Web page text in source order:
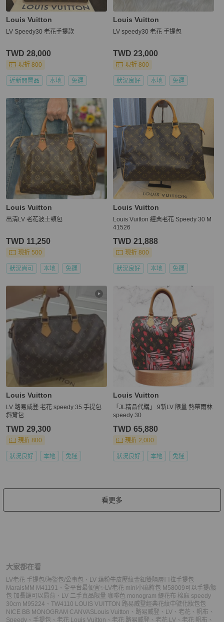
Louis Vuitton
LV Speedy30 老花手提款
TWD 28,000
現折 800
近新閒置品 本地 免運
Louis Vuitton
LV speedy30 老花 手提包
TWD 23,000
現折 800
狀況良好 本地 免運
Louis Vuitton
出清LV 老花波士頓包
TWD 11,250
現折 500
狀況尚可 本地 免運
Louis Vuitton
Louis Vuitton 經典老花 Speedy 30 M
41526
TWD 21,888
現折 800
狀況良好 本地 免運
Louis Vuitton
LV 路易威登 老花 speedy 35 手提包
斜背包
TWD 29,300
現折 800
狀況良好 本地 免運
Louis Vuitton
「JL精品代購」 9新LV 限量 熱帶雨林
speedy 30
TWD 65,880
現折 2,000
狀況良好 本地 免運
看更多
大家都在看
LV老花 手提包/海盜包/公事包 、 LV 藕粉牛皮壓紋金釦雙隔層ㄇ拉手提包
MaraisMM M41191 、 全平台最便宜✨LV老花 mini小麻將包 M58009可以手提/腰
包 加長鏈可以肩背 、 LV 二手真品限量 咖啡色 monogram 緹花布 棉麻 speedy
30cm M95224 、 TW4110 LOUIS VUITTON 路易威登經典花紋中號化妝包包
NICE BB MONOGRAM CANVASLouis Vuitton 、 路易威登 、 LV 、 老花 、 帆布 、
Speedy 、 手提包 、 老花 Louis Vuitton 、 老花 路易威登 、 老花 LV 、 老花 帆布 、